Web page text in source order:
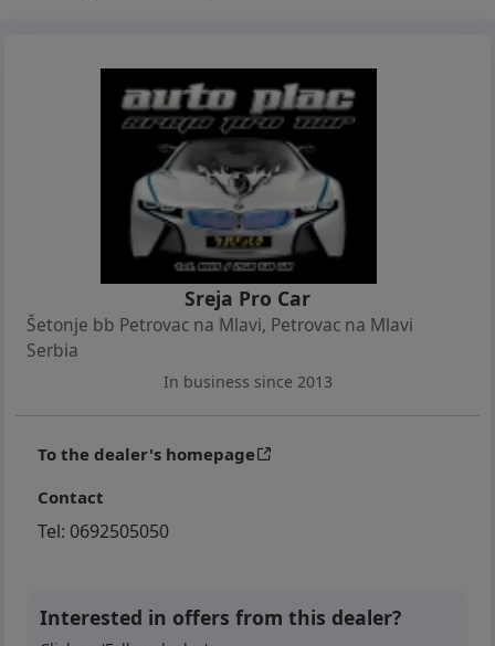
za maglu, Centralnu bravu, Daljinsko zaključavanje,
Kod ključ, ABS, Bord kompjuter, Senzore za svetla,
Senzore za kišu, Naslon za ruku, Držač za čaše,
Sportski volan, Komande na volanu, MP3 muziku,
Dnevna svetla, Funkciju automatskog paljenja
svetala, Samozatamnjivi centralni retrovizor,
Električne podizače prozora napred, Elektro-
podesive retrovizore sa grejačima, Elektronsko
podešavanje visine farova, Rezervni točak,
Vazdušne jastuke, CHILD LOCK blokadu zadnjih
vrata radi sigurnosti dece itd..
Cena u zameni je 5.200e
Sreja Pro Car
Šetonje bb Petrovac na Mlavi, Petrovac na Mlavi
Serbia
In business since 2013
To the dealer's homepage
Contact
Tel: 0692505050
Interested in offers from this dealer?